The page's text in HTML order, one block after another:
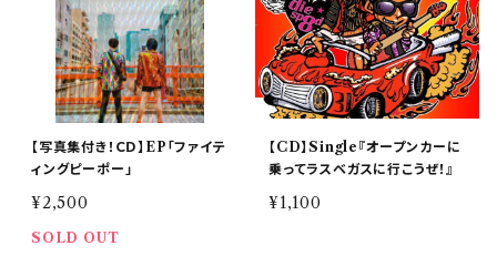
【写真集付き！ＣＤ】EP「ファイテ
ィングピーポー」
¥2,500
SOLD OUT
【CD】Single『オープンカーに
乗ってラスベガスに行こうぜ！』
¥1,100